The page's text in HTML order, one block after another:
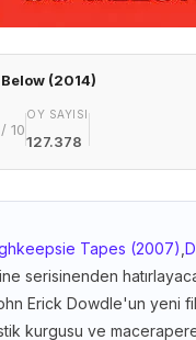
(2014)
/ 10
OY SAYISI
127.378
Tapes (2007)
serisinenden
Erick Dowdle'un yeni
kurgusu ve